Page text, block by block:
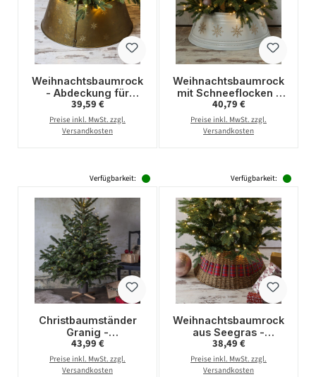
Weihnachtsbaumrock
- Abdeckung für
Baumständer - Metall
- D: 70cm - 2-teilig -
gold
Regulärer Preis:
39,59 €
Preise inkl. MwSt. zzgl.
Versandkosten
Weihnachtsbaumrock
mit Schneeflocken -
Abdeckung für
Baumständer - D:
70cm - 2-teilig - weiß,
Regulärer Preis:
40,79 €
Preise inkl. MwSt. zzgl.
Versandkosten
Verfügbarkeit:
Christbaumständer
Granig -
Stammdurchmesser
3-11cm - Baumhöhe
bis 2,2m - Wassertank
Regulärer Preis:
43,99 €
Preise inkl. MwSt. zzgl.
Versandkosten
Verfügbarkeit:
Weihnachtsbaumrock
aus Seegras -
Abdeckung für
Baumständer - D:
70cm - 3-teilig- natur,
Regulärer Preis:
38,49 €
Preise inkl. MwSt. zzgl.
Versandkosten